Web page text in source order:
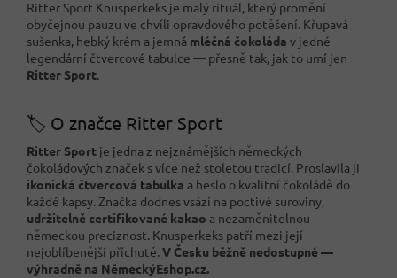
Ritter Sport Knusperkeks je malý rituál, který promění
obyčejnou pauzu ve chvíli opravdového potěšení. Křupavá
sušenka, hebký krém a jemná mléčná čokoláda v jedné
legendární čtvercové tabulce — přesně tak, jak to umí jen
Ritter Sport.
🏷️ O značce Ritter Sport
Ritter Sport je jedna z nejznámějších německých
čokoládových značek s více než stoletou tradicí. Proslavila ji
ikonická čtvercová tabulka a heslo o kvalitní čokoládě do
každé kapsy. Značka dodnes vsází na poctivé suroviny,
udržitelně certifikované kakao a nezaměnitelnou
německou preciznost. Knusperkeks patří mezi její
nejoblíbenější příchutě.V Česku běžně nedostupné —
výhradně na NěmeckýEshop.cz.